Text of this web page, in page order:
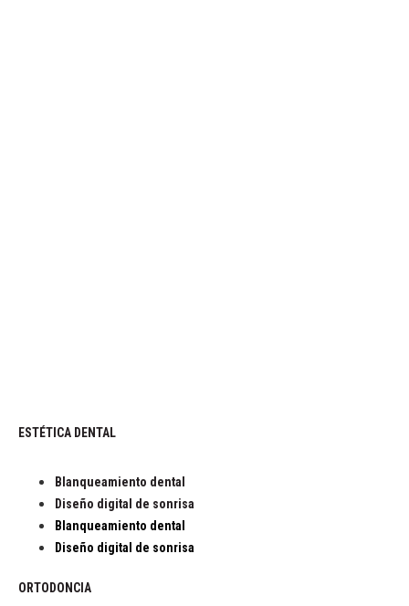
ESTÉTICA DENTAL
Blanqueamiento dental
Diseño digital de sonrisa
Blanqueamiento dental
Diseño digital de sonrisa
ORTODONCIA